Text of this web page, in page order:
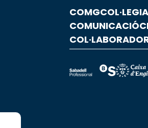
COMG
COMUNICACIÓ